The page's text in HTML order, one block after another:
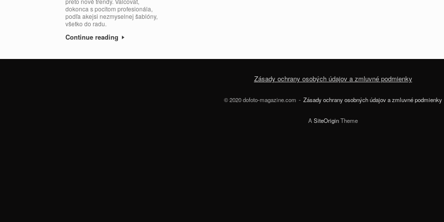
dokonca s pocitom profesionála,
podľa akejsi nezmyselnej šablóny,
všetko do radu.
Continue reading
Zásady ochrany osobých údajov a zmluvné podmienky
© 2020 dofoto-magazine.com Zásady ochrany osobných údajov a zmluvné podmienky
ASiteOriginTheme